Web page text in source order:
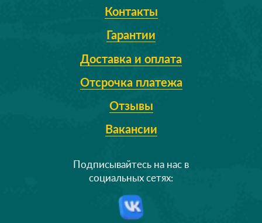
Контакты
Гарантии
Доставка и оплата
Отсрочка платежа
Отзывы
Вакансии
Подписывайтесь на нас в
социальных сетях: